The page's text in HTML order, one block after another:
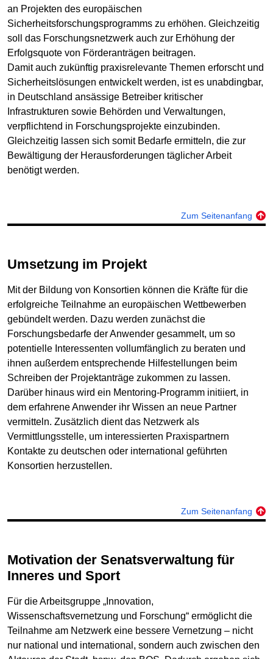
an Projekten des europäischen
Sicherheitsforschungsprogramms zu erhöhen. Gleichzeitig
soll das Forschungsnetzwerk auch zur Erhöhung der
Erfolgsquote von Förderanträgen beitragen.
Damit auch zukünftig praxisrelevante Themen erforscht und
Sicherheitslösungen entwickelt werden, ist es unabdingbar,
in Deutschland ansässige Betreiber kritischer
Infrastrukturen sowie Behörden und Verwaltungen,
verpflichtend in Forschungsprojekte einzubinden.
Gleichzeitig lassen sich somit Bedarfe ermitteln, die zur
Bewältigung der Herausforderungen täglicher Arbeit
benötigt werden.
Zum Seitenanfang
Umsetzung im Projekt
Mit der Bildung von Konsortien können die Kräfte für die
erfolgreiche Teilnahme an europäischen Wettbewerben
gebündelt werden. Dazu werden zunächst die
Forschungsbedarfe der Anwender gesammelt, um so
potentielle Interessenten vollumfänglich zu beraten und
ihnen außerdem entsprechende Hilfestellungen beim
Schreiben der Projektanträge zukommen zu lassen.
Darüber hinaus wird ein Mentoring-Programm initiiert, in
dem erfahrene Anwender ihr Wissen an neue Partner
vermitteln. Zusätzlich dient das Netzwerk als
Vermittlungsstelle, um interessierten Praxispartnern
Kontakte zu deutschen oder international geführten
Konsortien herzustellen.
Zum Seitenanfang
Motivation der Senatsverwaltung für
Inneres und Sport
Für die Arbeitsgruppe „Innovation,
Wissenschaftsvernetzung und Forschung“ ermöglicht die
Teilnahme am Netzwerk eine bessere Vernetzung – nicht
nur national und international, sondern auch zwischen den